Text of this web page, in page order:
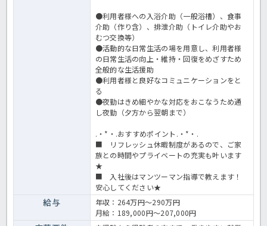
●利用者様への入浴介助（一般浴槽）、食事
介助（作り含）、排泄介助（トイレ介助やお
むつ交換等）
●活動的な日常生活の場を用意し、利用者様
の日常生活の向上・維持・回復をめざすため
全般的な生活援助
●利用者様と良好なコミュニケーションをと
る
●夜勤はきめ細やかな対応をおこなうため通
し夜勤（夕方から翌朝まで）
.・*・.おすすめポイント.・*・.
■ リフレッシュ休暇制度があるので、ご家
族との時間やプライベートの充実も叶います
★
■ 入社後はマンツーマン指導で教えます！
安心してください★
給与
年収：264万円～290万円
月給：189,000円～207,000円